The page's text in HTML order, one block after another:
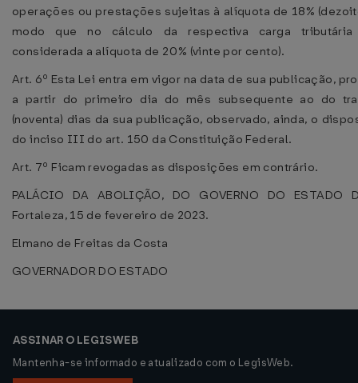
operações ou prestações sujeitas à alíquota de 18%
modo que no cálculo da respectiva carga tributária
considerada a alíquota de 20% (vinte por cento).
Art. 6º Esta Lei entra em vigor na data de sua publicação,
a partir do primeiro dia do mês subsequente ao do
(noventa) dias da sua publicação, observado, ainda, o
do inciso III do art. 150 da Constituição Federal.
Art. 7º Ficam revogadas as disposições em contrário.
PALÁCIO DA ABOLIÇÃO, DO GOVERNO DO ESTADO
Fortaleza, 15 de fevereiro de 2023.
Elmano de Freitas da Costa
GOVERNADOR DO ESTADO
ASSINAR O LEGISWEB
Mantenha-se informado e atualizado com o LegisWeb.